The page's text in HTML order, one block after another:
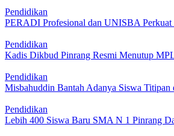
Pendidikan
PERADI Profesional dan UNISBA
Pendidikan
Kadis Dikbud Pinrang Resmi Menutup
Pendidikan
Misbahuddin Bantah Adanya Siswa Titipan
Pendidikan
Lebih 400 Siswa Baru SMA N 1 Pinrang